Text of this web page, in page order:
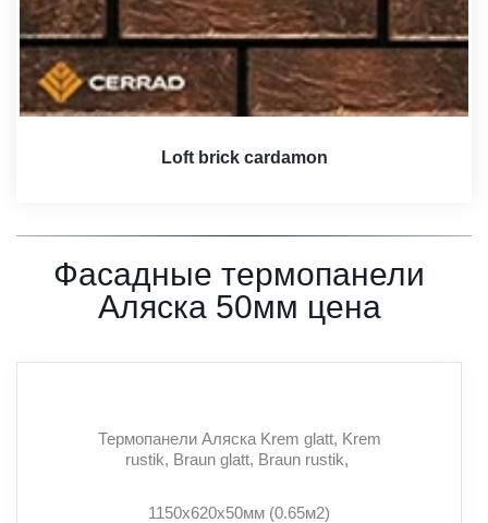
Loft brick cardamon
Фасадные термопанели
Аляска 50мм цена
Термопанели Аляска Krem glatt, Krem
rustik, Braun glatt, Braun rustik,
1150х620х50мм (0.65м2)